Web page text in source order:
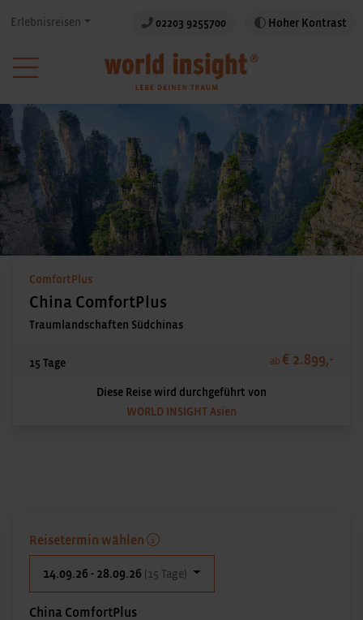
Erlebnisreisen 02203 9255700 Hoher Kontrast
ComfortPlus
China ComfortPlus
Traumlandschaften Südchinas
15 Tage ab € 2.899,-
Diese Reise wird durchgeführt von
WORLD INSIGHT Asien
Reisetermin wählen
14.09.26 - 28.09.26 (15 Tage)
China ComfortPlus